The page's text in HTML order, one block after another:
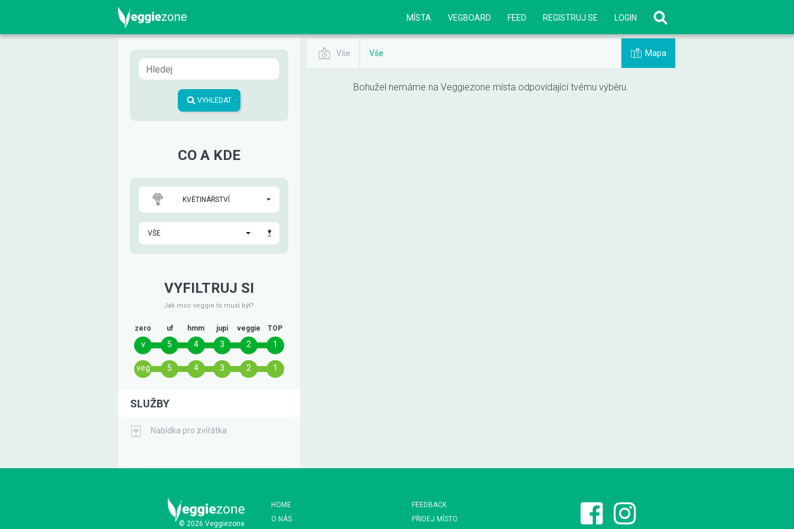
MÍSTA VEGBOARD FEED REGISTRUJ SE LOGIN
VYHLEDAT
CO A KDE
KVĚTINÁŘSTVÍ
VŠE
VYFILTRUJ SI
Jak moc veggie to musí být?
zero uf hmm jupí veggie TOP
v 5 4 3 2 1
veg 5 4 3 2 1
SLUŽBY
Nabídka pro zvířátka
Vše Vše Mapa
Bohužel nemáme na Veggiezone místa odpovídající tvému výběru.
© 2026 Veggiezone
HOME
O NÁS
FEEDBACK
PŘIDEJ MÍSTO